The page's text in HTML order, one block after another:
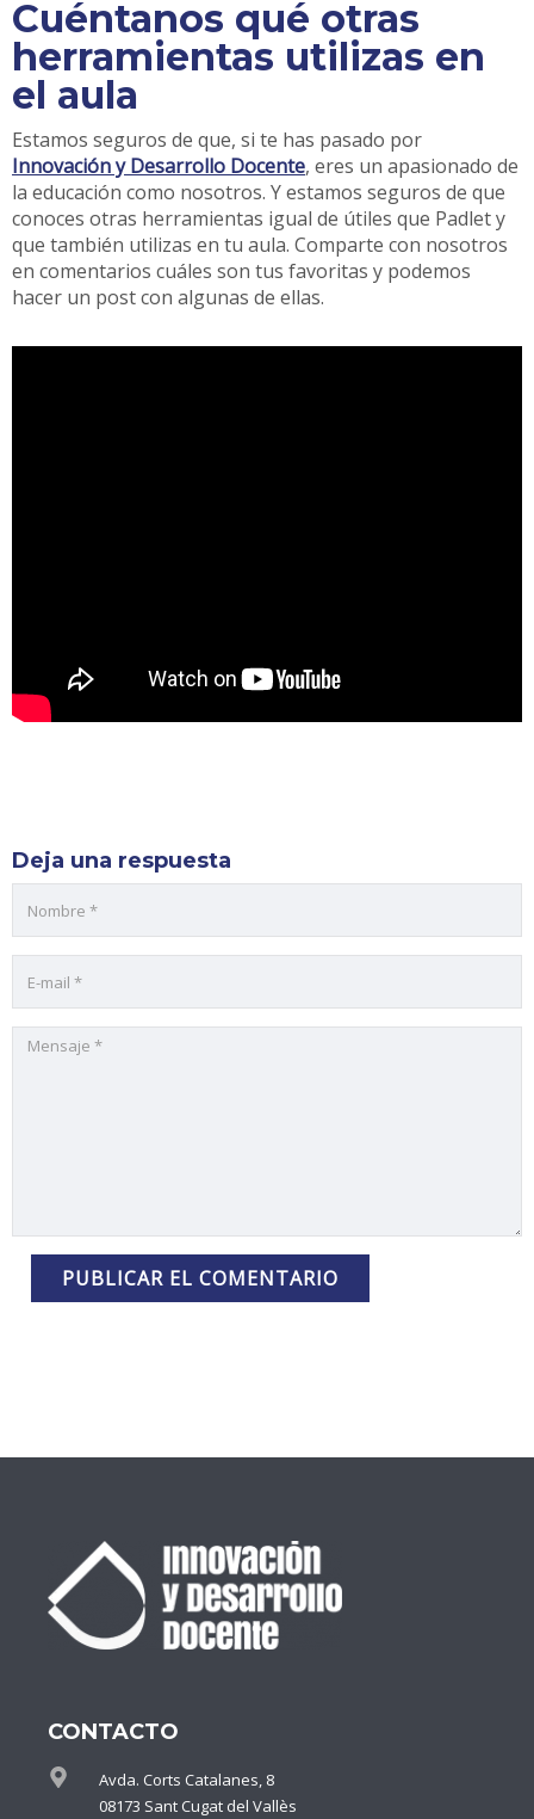
Cuéntanos qué otras
herramientas utilizas en
el aula
Estamos seguros de que, si te has pasado por
Innovación y Desarrollo Docente, eres un apasionado de
la educación como nosotros. Y estamos seguros de que
conoces otras herramientas igual de útiles que Padlet y
que también utilizas en tu aula. Comparte con nosotros
en comentarios cuáles son tus favoritas y podemos
hacer un post con algunas de ellas.
Deja una respuesta
CONTACTO
Avda. Corts Catalanes, 8
08173 Sant Cugat del Vallès